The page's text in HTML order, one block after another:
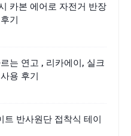
카본 에어로 자전거 반장
기
는 연고 , 리카에이, 실크
용 후기
트 반사원단 접착식 테이